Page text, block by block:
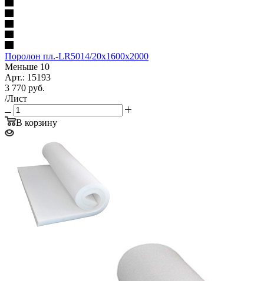
Поролон пл.-LR5014/20х1600х2000
Меньше 10
Арт.: 15193
3 770 руб.
/Лист
В корзину